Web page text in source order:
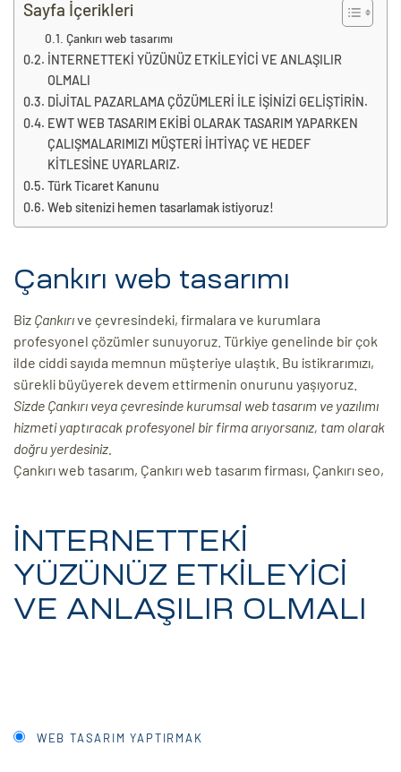
Sayfa İçerikleri
Çankırı web tasarımı
İNTERNETTEKİ YÜZÜNÜZ ETKİLEYİCİ VE ANLAŞILIR
OLMALI
DİJİTAL PAZARLAMA ÇÖZÜMLERİ İLE İŞİNİZİ GELİŞTİRİN.
EWT WEB TASARIM EKİBİ OLARAK TASARIM YAPARKEN
ÇALIŞMALARIMIZI MÜŞTERİ İHTİYAÇ VE HEDEF
KİTLESİNE UYARLARIZ.
Türk Ticaret Kanunu
Web sitenizi hemen tasarlamak istiyoruz!
Çankırı web tasarımı
Biz Çankırıve çevresindeki, firmalara ve kurumlara
profesyonel çözümler sunuyoruz. Türkiye genelinde bir çok
ilde ciddi sayıda memnun müşteriye ulaştık. Bu istikrarımızı,
sürekli büyüyerek devem ettirmenin onurunu yaşıyoruz.
Sizde Çankırı veya çevresinde kurumsal web tasarım ve yazılımı
hizmeti yaptıracak profesyonel bir firma arıyorsanız, tam olarak
doğru yerdesiniz.
Çankırı web tasarım, Çankırı web tasarım firması, Çankırı seo,
İNTERNETTEKİ
YÜZÜNÜZ ETKİLEYİCİ
VE ANLAŞILIR OLMALI
WEB TASARIM YAPTIRMAK